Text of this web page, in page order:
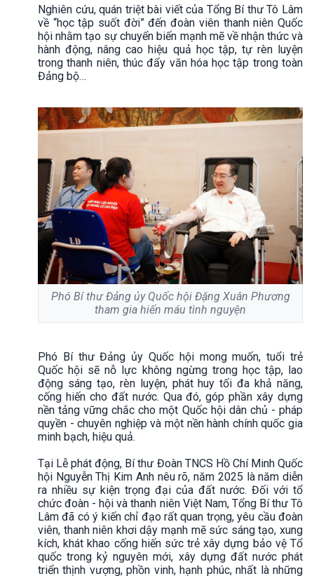
Nghiên cứu, quán triệt bài viết của Tổng Bí thư Tô Lâm
về “học tập suốt đời” đến đoàn viên thanh niên Quốc
hội nhằm tạo sự chuyển biến mạnh mẽ về nhận thức và
hành động, nâng cao hiệu quả học tập, tự rèn luyện
trong thanh niên, thúc đẩy văn hóa học tập trong toàn
Đảng bộ…
Phó Bí thư Đảng ủy Quốc hội Đặng Xuân Phương
tham gia hiến máu tình nguyện
Phó Bí thư Đảng ủy Quốc hội mong muốn, tuổi trẻ
Quốc hội sẽ nỗ lực không ngừng trong học tập, lao
động sáng tạo, rèn luyện, phát huy tối đa khả năng,
cống hiến cho đất nước. Qua đó, góp phần xây dựng
nền tảng vững chắc cho một Quốc hội dân chủ - pháp
quyền - chuyên nghiệp và một nền hành chính quốc gia
minh bạch, hiệu quả.
Tại Lễ phát động, Bí thư Đoàn TNCS Hồ Chí Minh Quốc
hội Nguyễn Thị Kim Anh nêu rõ, năm 2025 là năm diễn
ra nhiều sự kiện trọng đại của đất nước. Đối với tổ
chức đoàn - hội và thanh niên Việt Nam, Tổng Bí thư Tô
Lâm đã có ý kiến chỉ đạo rất quan trọng, yêu cầu đoàn
viên, thanh niên khơi dậy mạnh mẽ sức sáng tạo, xung
kích, khát khao cống hiến sức trẻ xây dựng bảo vệ Tổ
quốc trong kỷ nguyên mới, xây dựng đất nước phát
triển thịnh vượng, phồn vinh, hạnh phúc, nhất là những